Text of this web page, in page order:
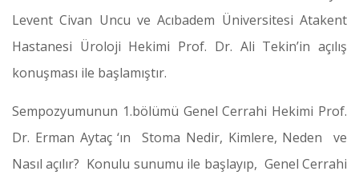
Levent Civan Uncu ve Acıbadem Üniversitesi Atakent
Hastanesi Üroloji Hekimi Prof. Dr. Ali Tekin’in açılış
konuşması ile başlamıştır.
Sempozyumunun 1.bölümü Genel Cerrahi Hekimi Prof.
Dr. Erman Aytaç ‘ın Stoma Nedir, Kimlere, Neden ve
Nasıl açılır? Konulu sunumu ile başlayıp, Genel Cerrahi